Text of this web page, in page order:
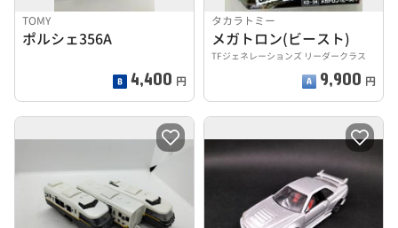
TOMY
ポルシェ356A
4,400 円
タカラトミー
メガトロン(ビースト)
TFジェネレーションズ リーダークラス
9,900 円